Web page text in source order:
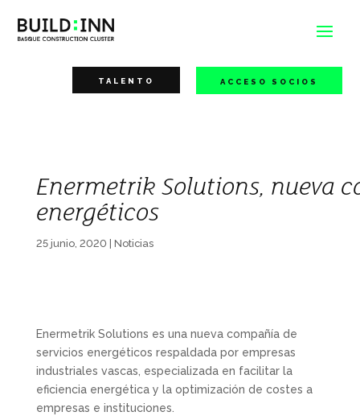
TALENTO ACCESO SOCIOS
Enermetrik Solutions, nueva
energéticos
25 junio, 2020| Noticias
Enermetrik Solutions es una nueva compañía de
servicios energéticos respaldada por empresas
industriales vascas, especializada en facilitar la
eficiencia energética y la optimización de costes a
empresas e instituciones.